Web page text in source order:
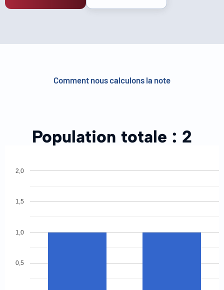
Comment nous calculons la note
Population totale : 2
0,5
1,0
1,5
2,0